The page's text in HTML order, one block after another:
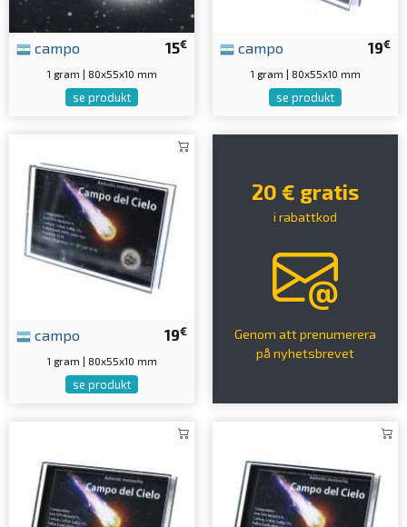
15€
campo
1 gram | 80x55x10 mm
se produkt
19€
campo
1 gram | 80x55x10 mm
se produkt
19€
campo
1 gram | 80x55x10 mm
se produkt
20 € gratis
i rabattkod
Genom att prenumerera
på nyhetsbrevet